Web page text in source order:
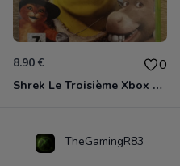
8.90 € 0
Shrek Le Troisième Xbox 360
TheGamingR83